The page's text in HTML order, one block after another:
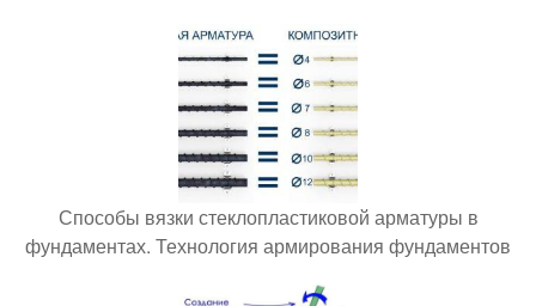
Способы вязки стеклопластиковой арматуры в
фундаментах. Технология армирования фундаментов